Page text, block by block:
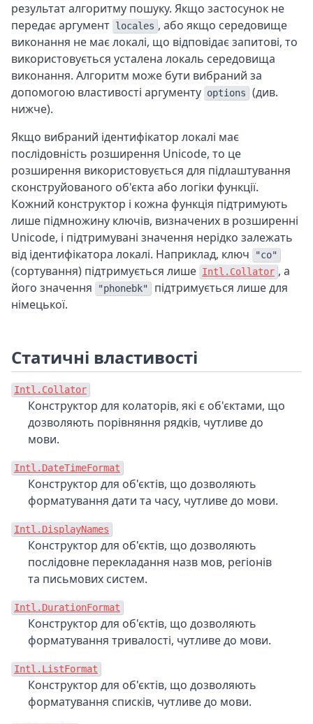
результат алгоритму пошуку. Якщо застосунок не
передає аргумент locales , або якщо середовище
виконання не має локалі, що відповідає запитові, то
використовується усталена локаль середовища
виконання. Алгоритм може бути вибраний за
допомогою властивості аргументу options
(див.
нижче).
Якщо вибраний ідентифікатор локалі має
послідовність розширення Unicode, то це
розширення використовується для підлаштування
сконструйованого об'єкта або логіки функції.
Кожний конструктор і кожна функція підтримують
лише підмножину ключів, визначених в розширенні
Unicode, і підтримувані значення нерідко залежать
від ідентифікатора локалі. Наприклад, ключ
"co"
(сортування) підтримується лише Intl.Collator , а
його значення
"phonebk"
підтримується лише для
німецької.
Статичні властивості
Intl.Collator
Конструктор для колаторів, які є об'єктами, що
дозволяють порівняння рядків, чутливе до
мови.
Intl.DateTimeFormat
Конструктор для об'єктів, що дозволяють
форматування дати та часу, чутливе до мови.
Intl.DisplayNames
Конструктор для об'єктів, що дозволяють
послідовне перекладання назв мов, регіонів
та письмових систем.
Intl.DurationFormat
Конструктор для об'єктів, що дозволяють
форматування тривалості, чутливе до мови.
Intl.ListFormat
Конструктор для об'єктів, що дозволяють
форматування списків, чутливе до мови.